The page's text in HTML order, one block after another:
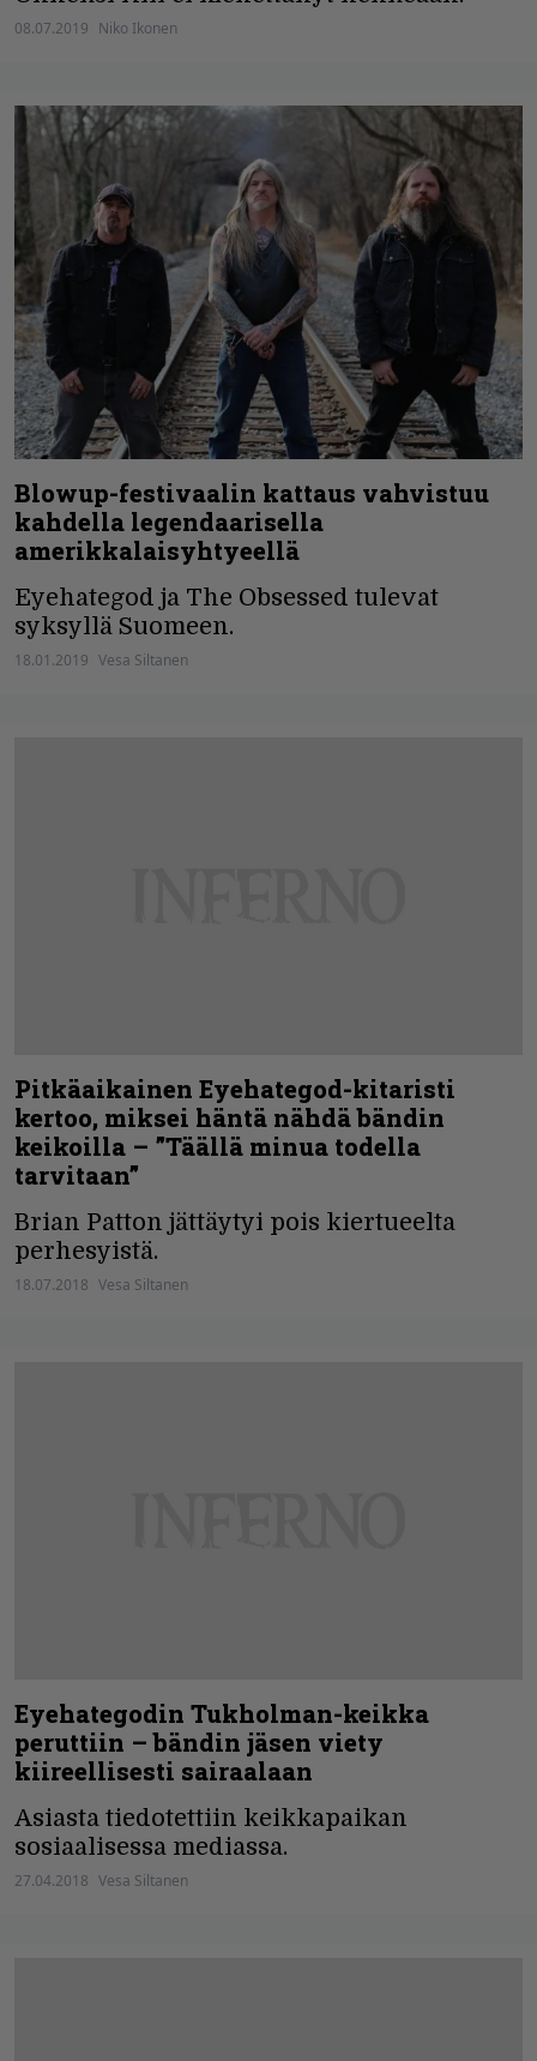
08.07.2019 Niko Ikonen
Blowup-festivaalin kattaus vahvistuu
kahdella legendaarisella
amerikkalaisyhtyeellä
Eyehategod ja The Obsessed tulevat
syksyllä Suomeen.
18.01.2019 Vesa Siltanen
Pitkäaikainen Eyehategod-kitaristi
kertoo, miksei häntä nähdä bändin
keikoilla – ”Täällä minua todella
tarvitaan”
Brian Patton jättäytyi pois kiertueelta
perhesyistä.
18.07.2018 Vesa Siltanen
Eyehategodin Tukholman-keikka
peruttiin – bändin jäsen viety
kiireellisesti sairaalaan
Asiasta tiedotettiin keikkapaikan
sosiaalisessa mediassa.
27.04.2018 Vesa Siltanen